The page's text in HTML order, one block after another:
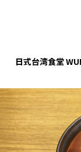
日式台湾食堂